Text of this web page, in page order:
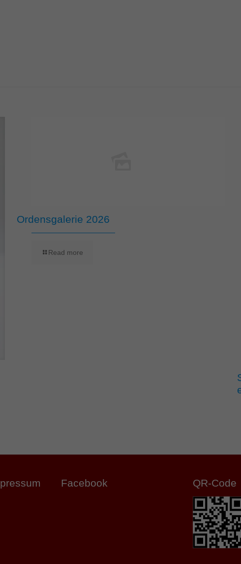
Ordensgalerie 2026
Read more
Facebook QR-Code